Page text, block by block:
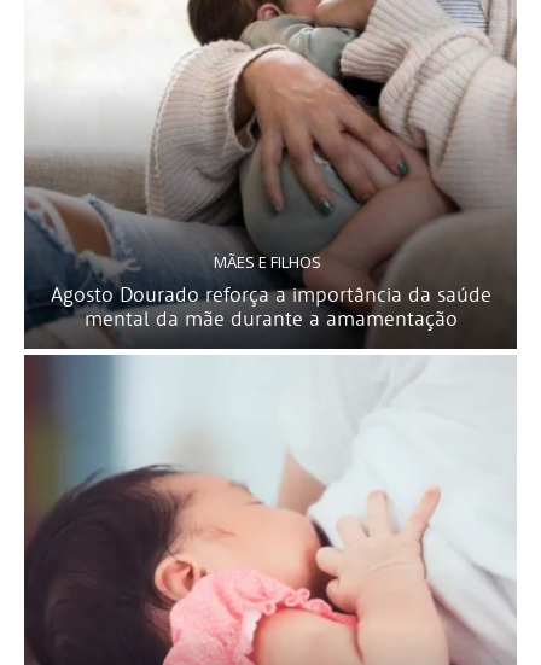
MÃES E FILHOS
Agosto Dourado reforça a importância da saúde
mental da mãe durante a amamentação